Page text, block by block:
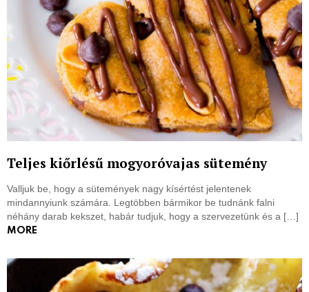
Teljes kiőrlésű mogyoróvajas sütemény
Valljuk be, hogy a sütemények nagy kísértést jelentenek
mindannyiunk számára. Legtöbben bármikor be tudnánk falni
néhány darab kekszet, habár tudjuk, hogy a szervezetünk és a […]
MORE